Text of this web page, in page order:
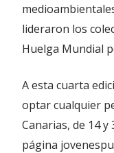
lideraron los
Huelga Mundial
A esta cuarta
optar cualquier
Canarias, de 14
página